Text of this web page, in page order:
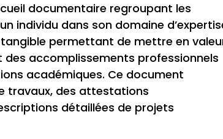
documentaire regroupant les
individu dans son domaine
permettant de mettre en
accomplissements professionnels
académiques. Ce document
travaux, des attestations
détaillées de projets